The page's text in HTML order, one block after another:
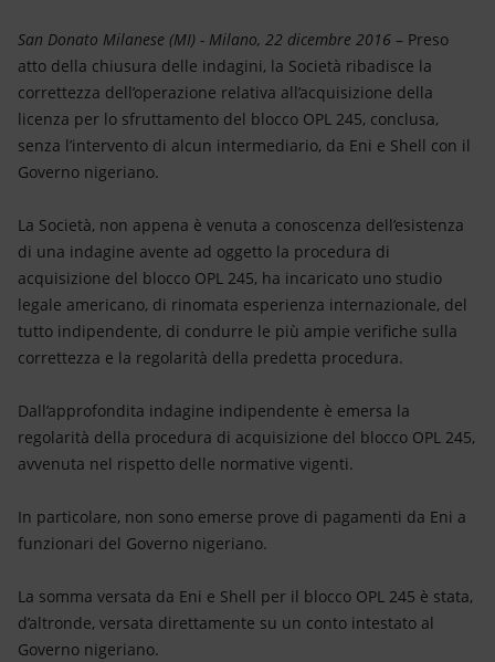
Innovazione
Scenari energetici
San Donato Milanese (MI) - Milano, 22 dicembre 2016 – Preso
atto della chiusura delle indagini, la Società ribadisce la
correttezza dell’operazione relativa all’acquisizione della
licenza per lo sfruttamento del blocco OPL 245, conclusa,
senza l’intervento di alcun intermediario, da Eni e Shell con il
Governo nigeriano.
La Società, non appena è venuta a conoscenza dell’esistenza
di una indagine avente ad oggetto la procedura di
acquisizione del blocco OPL 245, ha incaricato uno studio
legale americano, di rinomata esperienza internazionale, del
tutto indipendente, di condurre le più ampie verifiche sulla
correttezza e la regolarità della predetta procedura.
Dall’approfondita indagine indipendente è emersa la
regolarità della procedura di acquisizione del blocco OPL 245,
avvenuta nel rispetto delle normative vigenti.
In particolare, non sono emerse prove di pagamenti da Eni a
funzionari del Governo nigeriano.
La somma versata da Eni e Shell per il blocco OPL 245 è stata,
d’altronde, versata direttamente su un conto intestato al
Governo nigeriano.